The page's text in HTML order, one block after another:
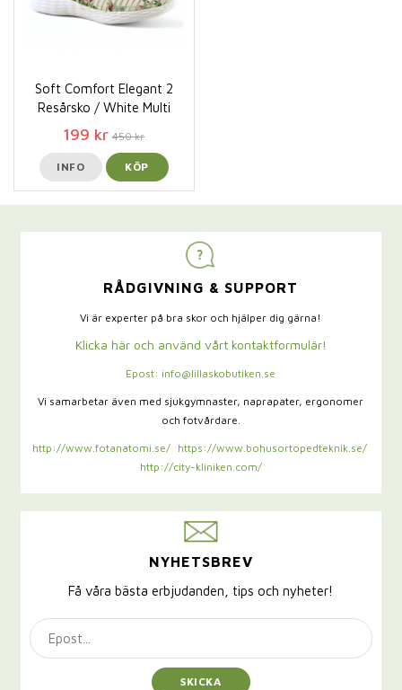
Soft Comfort Elegant 2
Resårsko / White Multi
199 kr 450 kr
INFO KÖP
RÅDGIVNING & SUPPORT
Vi är experter på bra skor och hjälper dig gärna!
Klicka här och använd vårt kontaktformulär!
Epost: info@lillaskobutiken.se
Vi samarbetar även med sjukgymnaster, naprapater, ergonomer
och fotvårdare.
http://www.fotanatomi.se/
https://www.bohusortopedteknik.se/
http://city-kliniken.com/
NYHETSBREV
Få våra bästa erbjudanden, tips och nyheter!
SKICKA